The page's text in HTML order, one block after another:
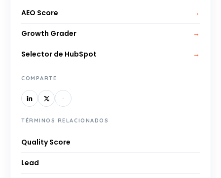
AEO Score →
Growth Grader →
Selector de HubSpot →
COMPARTE
TÉRMINOS RELACIONADOS
Quality Score
Lead